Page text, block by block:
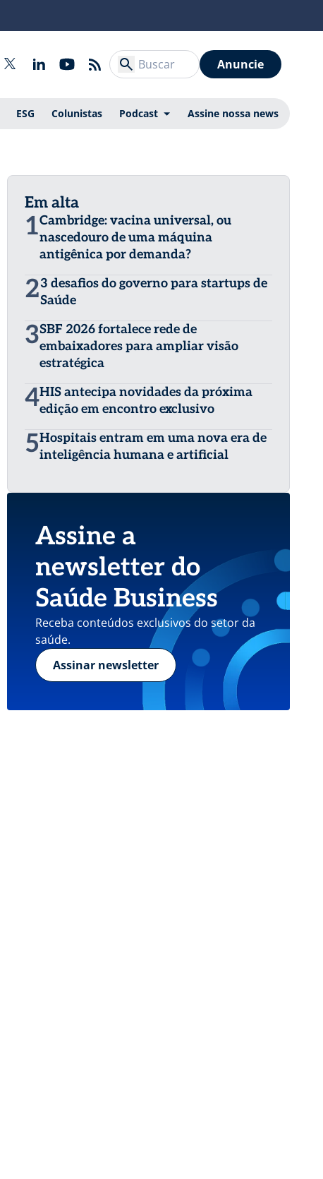
Anuncie
ESG Colunistas Podcast Assine nossa news
Em alta
1Cambridge: vacina universal, ou
nascedouro de uma máquina
antigênica por demanda?
23 desafios do governo para startups de
Saúde
3SBF 2026 fortalece rede de
embaixadores para ampliar visão
estratégica
4HIS antecipa novidades da próxima
edição em encontro exclusivo
5Hospitais entram em uma nova era de
inteligência humana e artificial
Assine a
newsletter do
Saúde Business
Receba conteúdos exclusivos do setor da
saúde.
Assinar newsletter